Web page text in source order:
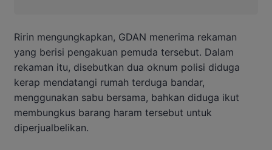
Ririn mengungkapkan, GDAN menerima rekaman
yang berisi pengakuan pemuda tersebut. Dalam
rekaman itu, disebutkan dua oknum polisi diduga
kerap mendatangi rumah terduga bandar,
menggunakan sabu bersama, bahkan diduga ikut
membungkus barang haram tersebut untuk
diperjualbelikan.